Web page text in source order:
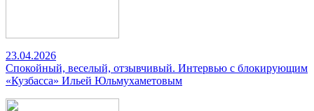
23.04.2026
Спокойный, веселый, отзывчивый. Интервью с блокирующим
«Кузбасса» Ильей Юльмухаметовым